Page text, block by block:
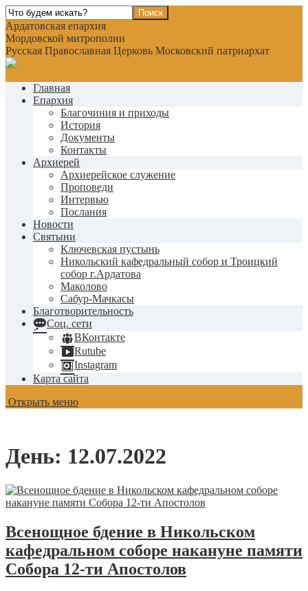
Ардатовская епархия
Мордовской митрополии
Русская Православная Церковь Московский патриархат
Главная
Епархия
Благочиния и приходы
История
Документы
Контакты
Архиерей
Архиерейское служение
Проповеди
Интервью
Послания
Новости
Святыни
Ключевская пустынь
Никольский кафедральный собор и Троицкий
собор г.Ардатова
Маколово
Сабур-Мачкасы
Благотворительность
Соц. сети
ВКонтакте
Rutube
Instagram
Карта сайта
Открыть меню
День: 12.07.2022
Всенощное бдение в Никольском
кафедральном соборе накануне памяти
Собора 12-ти Апостолов